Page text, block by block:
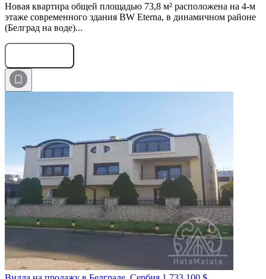
Новая квартира общей площадью 73,8 м² расположена на 4-м
этаже современного здания BW Eterna, в динамичном районе
(Белград на воде)...